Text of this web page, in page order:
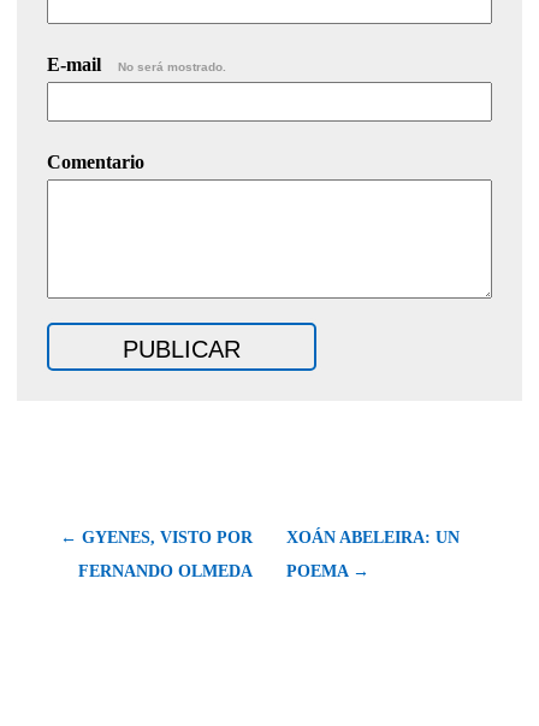
E-mail No será mostrado.
Comentario
← GYENES, VISTO POR
FERNANDO OLMEDA
XOÁN ABELEIRA: UN
POEMA →